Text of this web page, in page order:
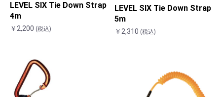
LEVEL SIX Tie Down Strap
4m
￥2,200 (税込)
LEVEL SIX Tie Down Strap
5m
￥2,310 (税込)